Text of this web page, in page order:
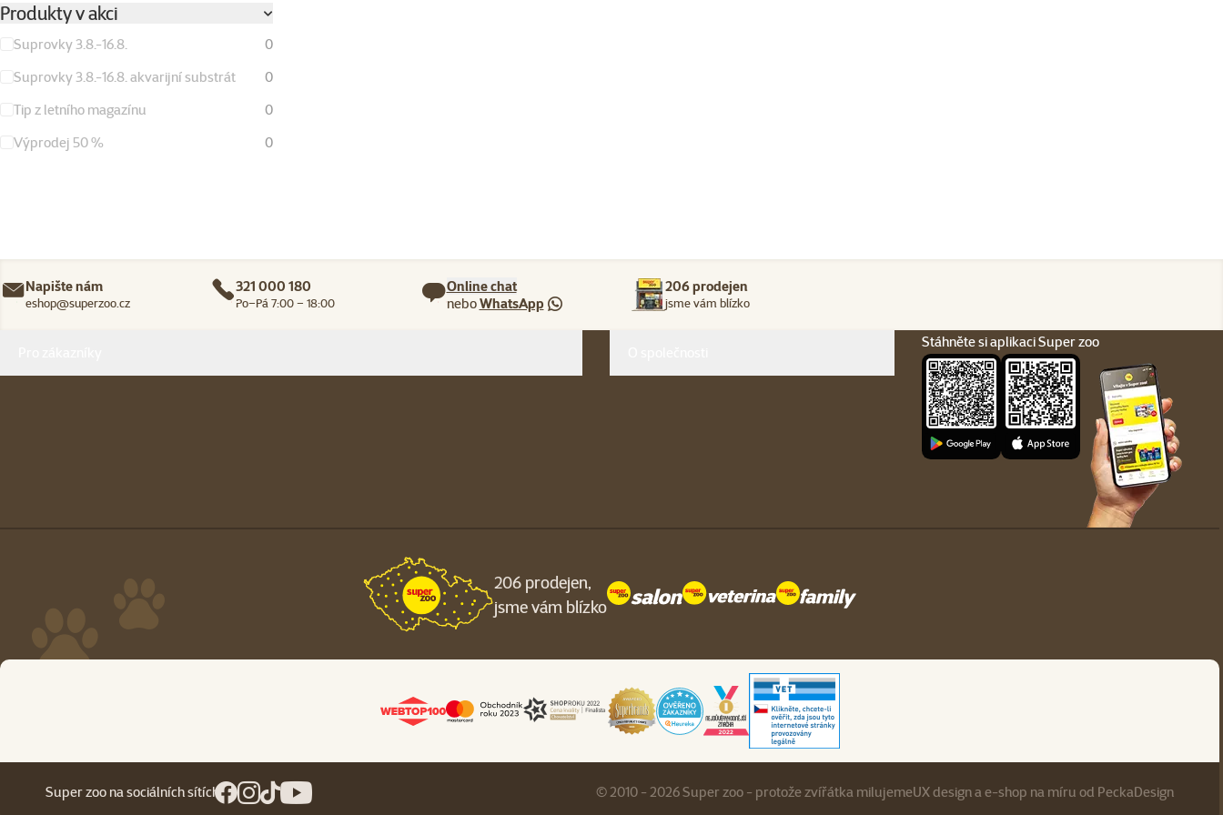
Produkty v akci
Suprovky 3.8.-16.8.
0
Suprovky 3.8.-16.8. akvarijní substrát
0
Tip z letního magazínu
0
Výprodej 50 %
0
Napište nám
eshop@superzoo.cz
321 000 180
Po–Pá 7:00 – 18:00
Online chat
neboWhatsApp
206 prodejen
jsme vám blízko
Stáhněte si aplikaci Super zoo
206 prodejen,
jsme vám blízko
Super zoo na sociálních sítích © 2010 - 2026 Super zoo - protože zvířátka milujemeUX designae-shop na míru od PeckaDesign